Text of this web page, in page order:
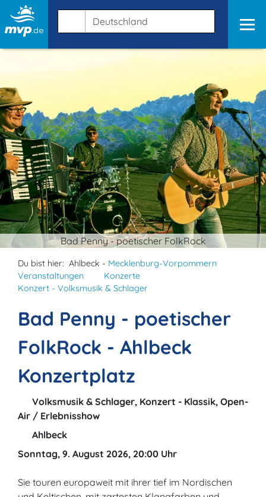
Bad Penny - poetischer FolkRock
Du bist hier: Ahlbeck - Mecklenburg-Vorpommern
Veranstaltungen
Konzerte
Konzert - Volksmusik & Schlager
Bad Penny - poetischer
FolkRock - Ahlbeck
Konzertplatz
Volksmusik & Schlager, Konzert - Klassik, Open-
Air / Erlebnisshow
Ahlbeck
Sonntag, 9. August 2026, 20:00 Uhr
Sie touren europaweit mit ihrer tief im Nordischen